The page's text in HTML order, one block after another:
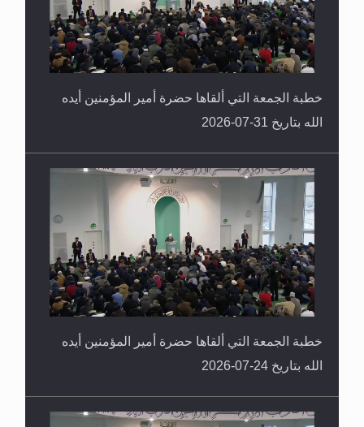
خطبة الجمعة التي ألقاها حضرة أمير المؤمنين أيده
الله بتاريخ 31-07-2026
خطبة الجمعة التي ألقاها حضرة أمير المؤمنين أيده
الله بتاريخ 24-07-2026